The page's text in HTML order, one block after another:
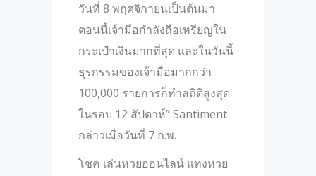
วันที่ 8 พฤศจิกายนเป็นต้นมา
ตอนนี้เจ้ามือกำลังถือเหรียญใน
กระเป๋าเงินมากที่สุด และในวันนี้
ธุรกรรมของเจ้ามือมากกว่า
100,000 รายการก็ทำสถิติสูงสุด
ในรอบ 12 สัปดาห์” Santiment
กล่าวเมื่อวันที่ 7 ก.พ.
โชค เล่นหวยออนไลน์ แทงหวย